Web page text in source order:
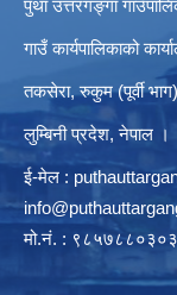
पुथा उत्तरगङ्गा
गाउँ कार्यपालिकाको
तकसेरा, रुकुम (पूर्वी
लुम्बिनी प्रदेश, नेपाल ।
ई-मेल :
मो.नं. :